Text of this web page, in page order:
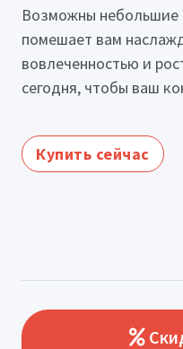
Возможны небольшие
помешает вам
вовлеченностью и
сегодня, чтобы ваш
Купить сейчас